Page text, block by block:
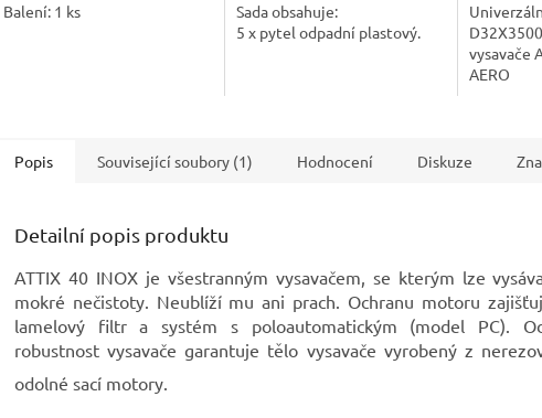
Balení: 1 ks
Sada obsahuje:
5 x pytel odpadní plastový.
vysavače
AERO
Popis Související soubory (1) Hodnocení Diskuze
Detailní popis produktu
ATTIX 40 INOX je všestranným vysavačem, se kterým lze
mokré nečistoty. Neublíží mu ani prach. Ochranu motoru
lamelový filtr a systém s poloautomatickým (model PC).
robustnost vysavače garantuje tělo vysavače vyrobený z
odolné sací motory.